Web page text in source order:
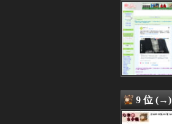
08/08 16:49
08/08 16:48
08/08 16:48
08/08 16:47
08/08 16:47
08/08 16:45
08/08 16:44
08/08 16:41
08/08 16:41
08/08 16:40
9 位 (→)